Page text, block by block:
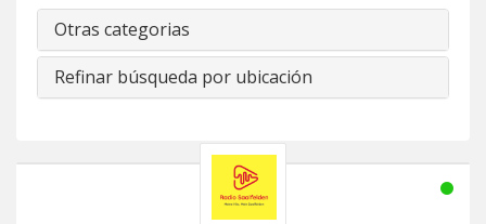
Otras categorias
Refinar búsqueda por ubicación